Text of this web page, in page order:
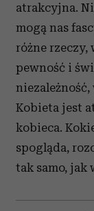
atrakcyjna.
mogą nas
różne rzeczy,
pewność i
Kobieta jest
kobieca.
spogląda,
tak samo, jak